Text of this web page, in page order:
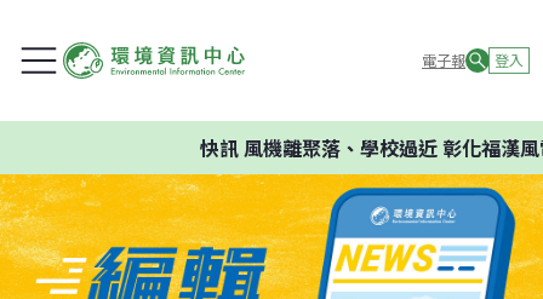
電子報 登入
快訊風機離聚落、學校過近 彰化福漢風